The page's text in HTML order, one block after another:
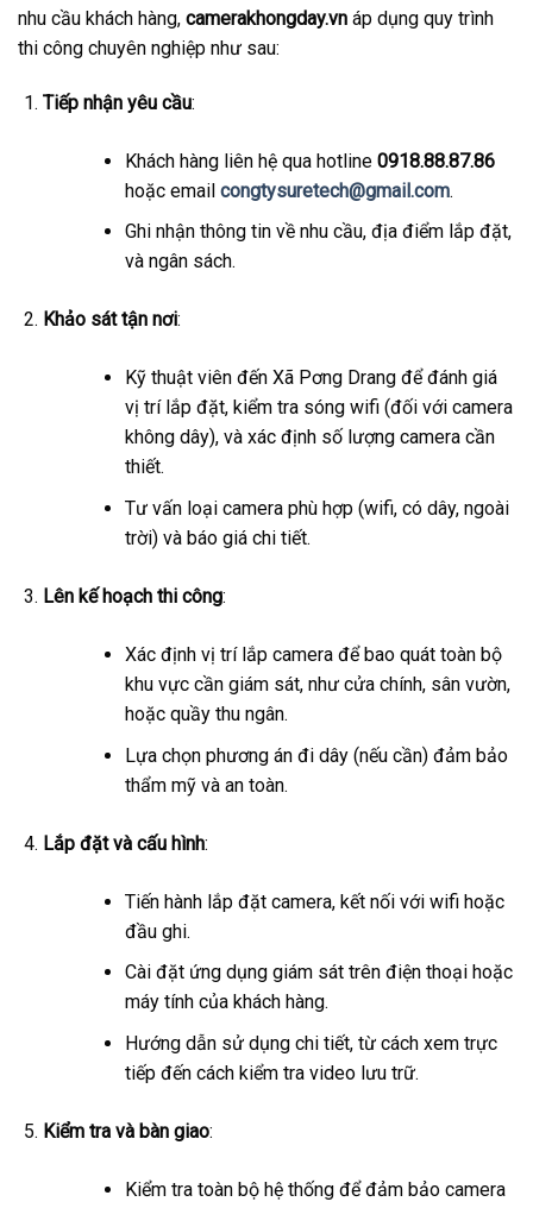
nhu cầu khách hàng, camerakhongday.vn áp dụng quy trình
thi công chuyên nghiệp như sau:
Tiếp nhận yêu cầu:
Khách hàng liên hệ qua hotline 0918.88.87.86
hoặc email congtysuretech@gmail.com.
Ghi nhận thông tin về nhu cầu, địa điểm lắp đặt,
và ngân sách.
Khảo sát tận nơi:
Kỹ thuật viên đến Xã Pơng Drang để đánh giá
vị trí lắp đặt, kiểm tra sóng wifi (đối với camera
không dây), và xác định số lượng camera cần
thiết.
Tư vấn loại camera phù hợp (wifi, có dây, ngoài
trời) và báo giá chi tiết.
Lên kế hoạch thi công:
Xác định vị trí lắp camera để bao quát toàn bộ
khu vực cần giám sát, như cửa chính, sân vườn,
hoặc quầy thu ngân.
Lựa chọn phương án đi dây (nếu cần) đảm bảo
thẩm mỹ và an toàn.
Lắp đặt và cấu hình:
Tiến hành lắp đặt camera, kết nối với wifi hoặc
đầu ghi.
Cài đặt ứng dụng giám sát trên điện thoại hoặc
máy tính của khách hàng.
Hướng dẫn sử dụng chi tiết, từ cách xem trực
tiếp đến cách kiểm tra video lưu trữ.
Kiểm tra và bàn giao:
Kiểm tra toàn bộ hệ thống để đảm bảo camera